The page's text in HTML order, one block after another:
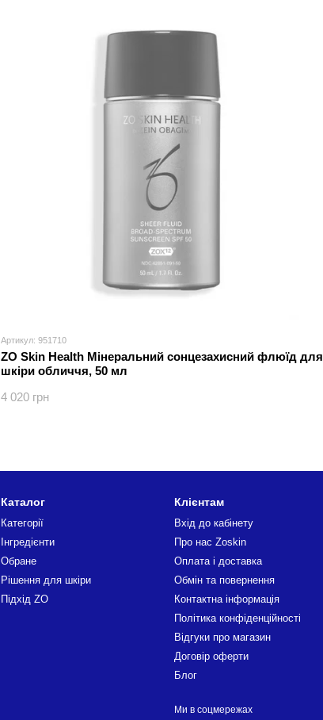
Артикул: 951710
ZO Skin Health Мінеральний сонцезахисний флюїд для
шкіри обличчя, 50 мл
4 020 грн
Каталог
Категорії
Інгредієнти
Обране
Рішення для шкіри
Підхід ZO
Клієнтам
Вхід до кабінету
Про нас Zoskin
Оплата і доставка
Обмін та повернення
Контактна інформація
Політика конфіденційності
Відгуки про магазин
Договір оферти
Блог
Ми в соцмережах